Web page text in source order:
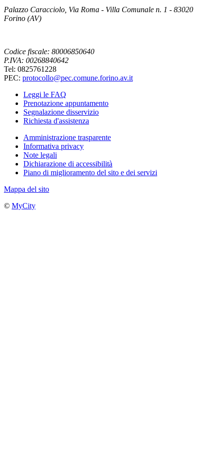
Palazzo Caracciolo, Via Roma - Villa Comunale n. 1 - 83020
Forino (AV)
Codice fiscale: 80006850640
P.IVA: 00268840642
Tel: 0825761228
PEC: protocollo@pec.comune.forino.av.it
Leggi le FAQ
Prenotazione appuntamento
Segnalazione disservizio
Richiesta d'assistenza
Amministrazione trasparente
Informativa privacy
Note legali
Dichiarazione di accessibilità
Piano di miglioramento del sito e dei servizi
Mappa del sito
© MyCity